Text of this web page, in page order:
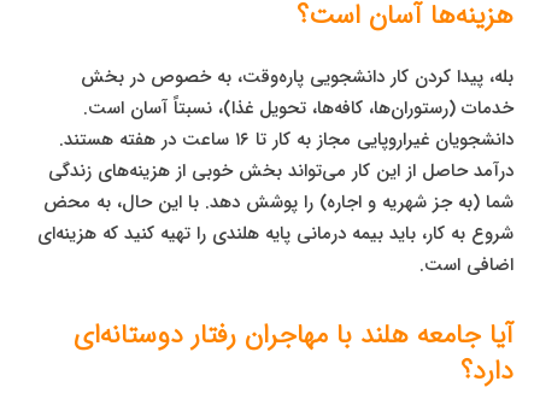
هزینه‌ها آسان است؟
بله، پیدا کردن کار دانشجویی پاره‌وقت، به خصوص در بخش
خدمات (رستوران‌ها، کافه‌ها، تحویل غذا)، نسبتاً آسان است.
دانشجویان غیراروپایی مجاز به کار تا ۱۶ ساعت در هفته هستند.
درآمد حاصل از این کار می‌تواند بخش خوبی از هزینه‌های زندگی
شما (به جز شهریه و اجاره) را پوشش دهد. با این حال، به محض
شروع به کار، باید بیمه درمانی پایه هلندی را تهیه کنید که هزینه‌ای
اضافی است.
آیا جامعه هلند با مهاجران رفتار دوستانه‌ای
دارد؟